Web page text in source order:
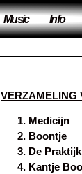
Music Info
VERZAMELING
Medicijn
Boontje
De
Kantje